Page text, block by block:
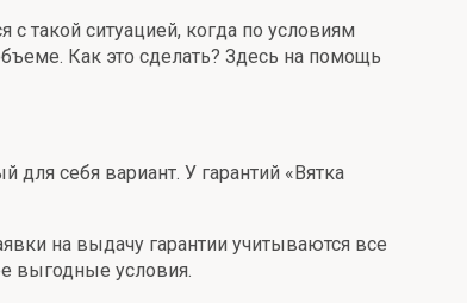
такой ситуацией, когда по условиям
Как это сделать? Здесь на помощь
себя вариант. У гарантий «Вятка
на выдачу гарантии учитываются все
выгодные условия.